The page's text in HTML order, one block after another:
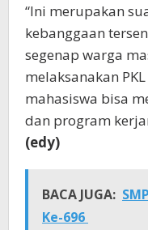
“Ini merupakan
kebanggaan
segenap warga
melaksanakan
mahasiswa bisa
dan program
(edy)
BACA JUGA:
Ke-696